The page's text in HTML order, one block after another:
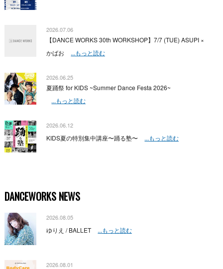
2026.07.06
【DANCE WORKS 30th WORKSHOP】7/7 (TUE) ASUPI ×
かばお
...もっと読む
2026.06.25
夏踊祭 for KIDS ~Summer Dance Festa 2026~
...もっと読む
2026.06.12
KIDS夏の特別集中講座〜踊る塾〜 ...もっと読む
DANCEWORKS NEWS
2026.08.05
ゆりえ / BALLET ...もっと読む
2026.08.01